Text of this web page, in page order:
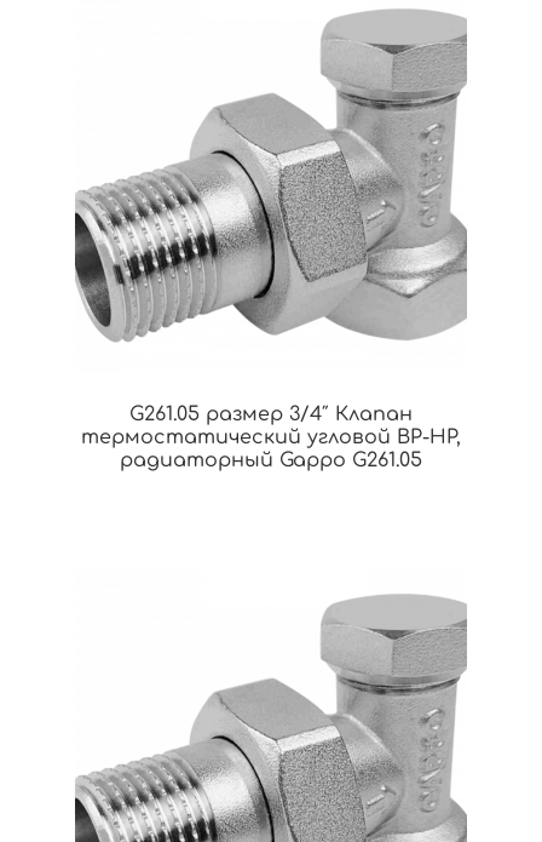
G261.05 размер 3/4″ Клапан
термостатический угловой ВР-НР,
радиаторный Gappo G261.05